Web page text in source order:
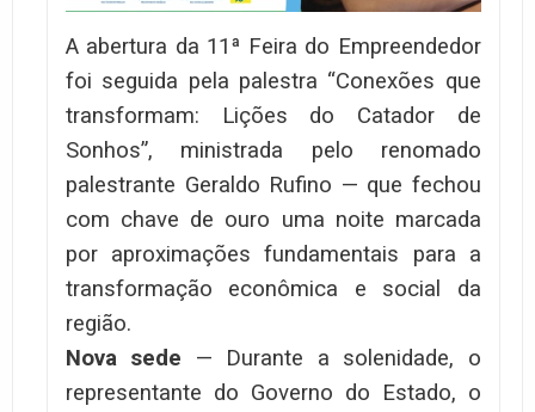
A abertura da 11ª Feira do Empreendedor
foi seguida pela palestra “Conexões que
transformam: Lições do Catador de
Sonhos”, ministrada pelo renomado
palestrante Geraldo Rufino — que fechou
com chave de ouro uma noite marcada
por aproximações fundamentais para a
transformação econômica e social da
região.
Nova sede — Durante a solenidade, o
representante do Governo do Estado, o